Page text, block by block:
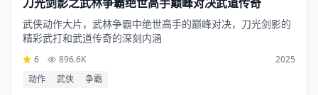
武侠动作大片，武林争霸中绝世高手的巅峰对决，刀光剑影的
精彩武打和武道传奇的深刻内涵
6 896.6K
2025
动作
武侠 争霸